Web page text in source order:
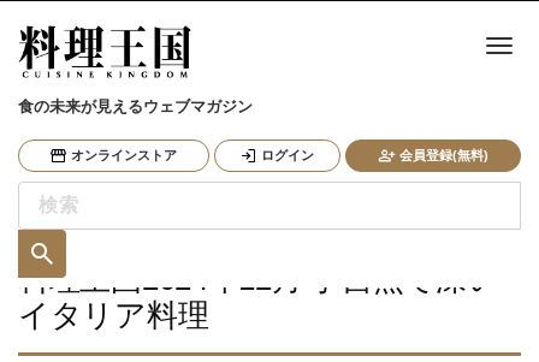
食の未来が見えるウェブマガジン
オンラインストア ログイン 会員登録(無料)
ナ
料理王国2024年12月号 自然で深い
イタリア料理